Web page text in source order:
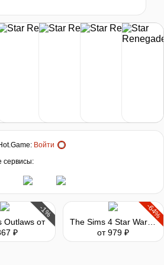
нет в наличии
нет в наличии
: Войти
сервисы:
-1%
Outlawsот
₽
-64%
The Sims 4 Star Wars: Journey to Batuu
от 979 ₽